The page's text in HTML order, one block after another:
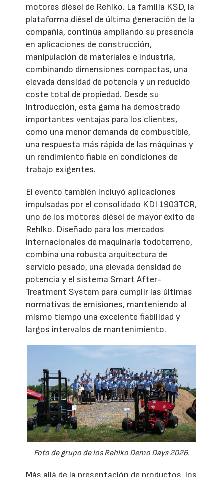
motores diésel de Rehlko. La familia KSD, la
plataforma diésel de última generación de la
compañía, continúa ampliando su presencia
en aplicaciones de construcción,
manipulación de materiales e industria,
combinando dimensiones compactas, una
elevada densidad de potencia y un reducido
coste total de propiedad. Desde su
introducción, esta gama ha demostrado
importantes ventajas para los clientes,
como una menor demanda de combustible,
una respuesta más rápida de las máquinas y
un rendimiento fiable en condiciones de
trabajo exigentes.
El evento también incluyó aplicaciones
impulsadas por el consolidado KDI 1903TCR,
uno de los motores diésel de mayor éxito de
Rehlko. Diseñado para los mercados
internacionales de maquinaria todoterreno,
combina una robusta arquitectura de
servicio pesado, una elevada densidad de
potencia y el sistema Smart After-
Treatment System para cumplir las últimas
normativas de emisiones, manteniendo al
mismo tiempo una excelente fiabilidad y
largos intervalos de mantenimiento.
Foto de grupo de los Rehlko Demo Days 2026.